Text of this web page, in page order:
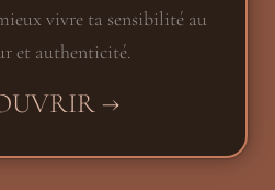
vivre ta sensibilité au
et authenticité.
→